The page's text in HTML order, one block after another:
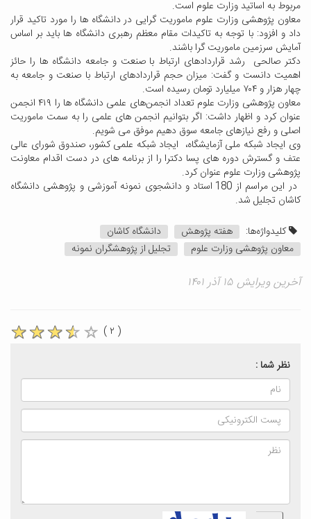
مربوط به اساتید وزارت علوم است.
معاون پژوهشی وزارت علوم ماموریت گرایی در دانشگاه ها را مورد تاکید قرار
داد و افزود: با توجه به تاکیدات مقام معظم رهبری دانشگاه ها باید بر اساس
آمایش سرزمین ماموریت گرا باشند.
دکتر صالحی رشد قراردادهای ارتباط با صنعت و جامعه دانشگاه ها را حائز
اهمیت دانست و گفت: میزان حجم قراردادهای ارتباط با صنعت و جامعه به
چهار هزار و ۷۰۴ میلیارد تومان رسیده است.
معاون پژوهشی وزارت علوم تعداد انجمن‌های علمی دانشگاه ها را ۴۱۹ انجمن
عنوان کرد و اظهار داشت: اگر بتوانیم انجمن های علمی را به سمت ماموریت
اصلی و رفع نیازهای جامعه سوق دهیم موفق می شویم.
وی ایجاد شبکه ملی آزمایشگاه، ایجاد شبکه علمی کشور، صندوق شورای عالی
عتف و گسترش دوره های پسا دکترا را از برنامه های در دست اقدام معاونت
پژوهشی وزارت علوم عنوان کرد.
در این مراسم از 180 استاد و دانشجوی نمونه آموزشی و پژوهشی دانشگاه
کاشان تجلیل شد.
کلیدواژه‌ها:
هفته پژوهش
دانشگاه کاشان
معاون پژوهشی وزارت علوم
تجلیل از پژوهشگران نمونه
آخرین ویرایش ۱۵ آذر ۱۴۰۱
( ۲ )
نظر شما :